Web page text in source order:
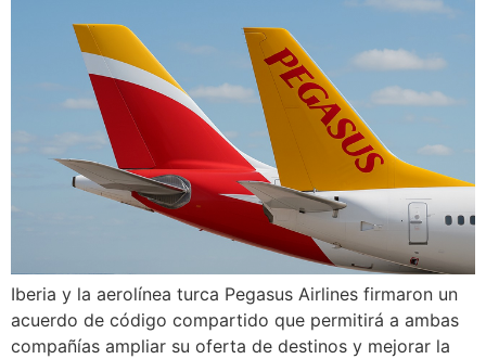
Iberia y la aerolínea turca Pegasus Airlines firmaron un
acuerdo de código compartido que permitirá a ambas
compañías ampliar su oferta de destinos y mejorar la